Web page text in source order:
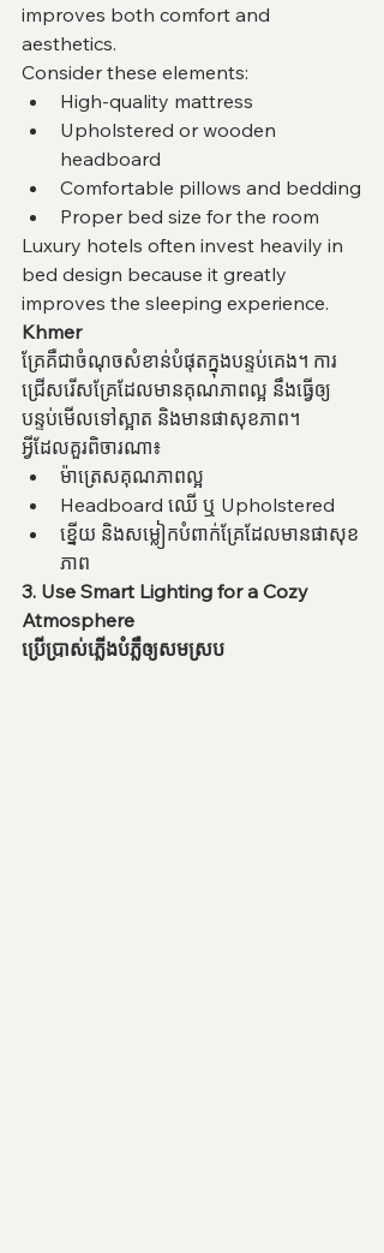
improves both comfort and
aesthetics.
Consider these elements:
High-quality mattress
Upholstered or wooden
headboard
Comfortable pillows and bedding
Proper bed size for the room
Luxury hotels often invest heavily in
bed design because it greatly
improves the sleeping experience.
Khmer
គ្រែគឺជាចំណុចសំខាន់បំផុតក្នុងបន្ទប់គេង។ ការ
ជ្រើសរើសគ្រែដែលមានគុណភាពល្អ នឹងធ្វើឲ្យ
បន្ទប់មើលទៅស្អាត និងមានផាសុខភាព។
អ្វីដែលគួរពិចារណា៖
ម៉ាត្រេសគុណភាពល្អ
Headboard ឈើ ឬ Upholstered
ខ្នើយ និងសម្លៀកបំពាក់គ្រែដែលមានផាសុខ
ភាព
3. Use Smart Lighting for a Cozy
Atmosphere
ប្រើប្រាស់ភ្លើងបំភ្លឺឲ្យសមស្រប